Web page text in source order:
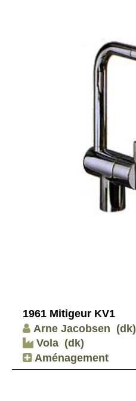
1961 Mitigeur KV1
Arne Jacobsen (dk)
Vola (dk)
Aménagement